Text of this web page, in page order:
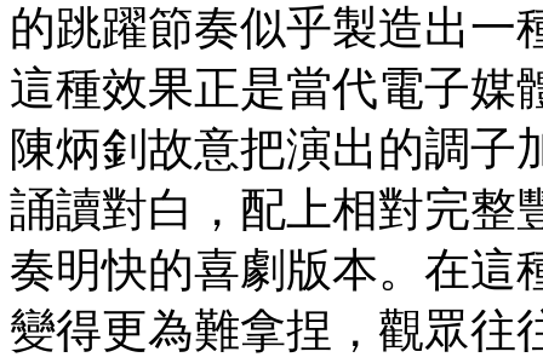
的跳躍節奏似乎製造出一
這種效果正是當代電子媒
陳炳釗故意把演出的調子
誦讀對白，配上相對完整
奏明快的喜劇版本。在這
變得更為難拿捏，觀眾往